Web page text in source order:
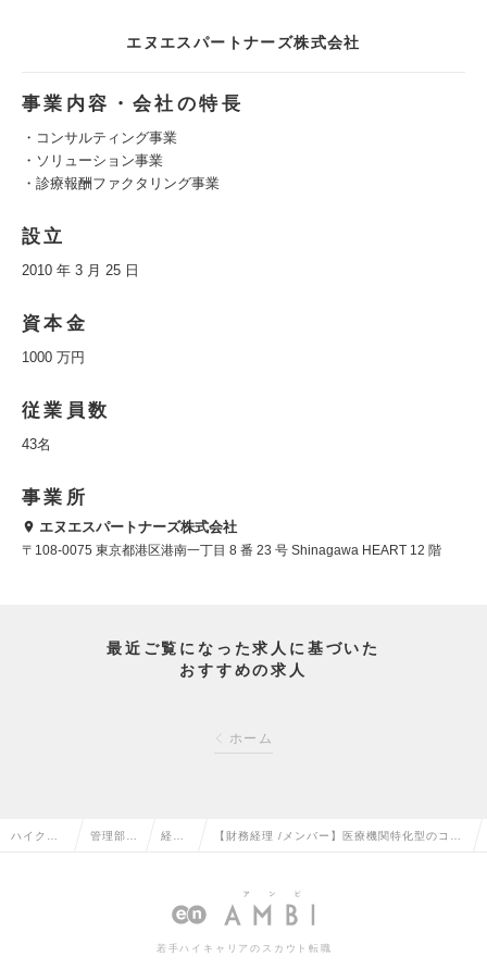
エヌエスパートナーズ株式会社
事業内容・会社の特長
・コンサルティング事業
・ソリューション事業
・診療報酬ファクタリング事業
設立
2010 年 3 月 25 日
資本金
1000 万円
従業員数
43名
事業所
エヌエスパートナーズ株式会社
〒108-0075 東京都港区港南一丁目 8 番 23 号 Shinagawa HEART 12 階
最近ご覧になった求人に基づいた
おすすめの求人
ホーム
ハイクラ 管理部門 経理 【財務経理 /メンバー】医療機関特化型のコン
若手ハイキャリアのスカウト転職